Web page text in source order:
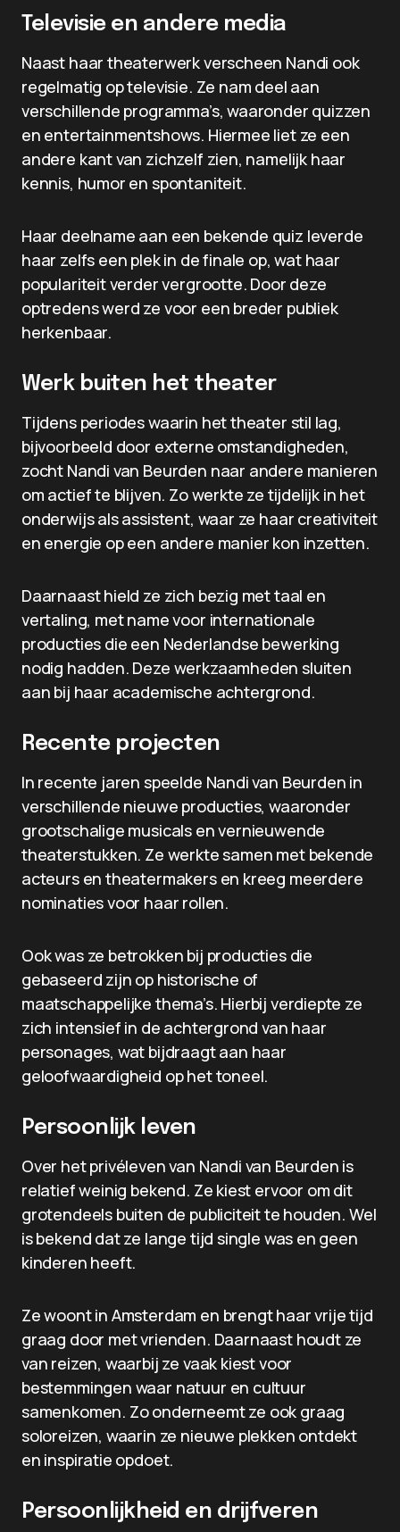
Televisie en andere media
Naast haar theaterwerk verscheen Nandi ook
regelmatig op televisie. Ze nam deel aan
verschillende programma’s, waaronder quizzen
en entertainmentshows. Hiermee liet ze een
andere kant van zichzelf zien, namelijk haar
kennis, humor en spontaniteit.
Haar deelname aan een bekende quiz leverde
haar zelfs een plek in de finale op, wat haar
populariteit verder vergrootte. Door deze
optredens werd ze voor een breder publiek
herkenbaar.
Werk buiten het theater
Tijdens periodes waarin het theater stil lag,
bijvoorbeeld door externe omstandigheden,
zocht Nandi van Beurden naar andere manieren
om actief te blijven. Zo werkte ze tijdelijk in het
onderwijs als assistent, waar ze haar creativiteit
en energie op een andere manier kon inzetten.
Daarnaast hield ze zich bezig met taal en
vertaling, met name voor internationale
producties die een Nederlandse bewerking
nodig hadden. Deze werkzaamheden sluiten
aan bij haar academische achtergrond.
Recente projecten
In recente jaren speelde Nandi van Beurden in
verschillende nieuwe producties, waaronder
grootschalige musicals en vernieuwende
theaterstukken. Ze werkte samen met bekende
acteurs en theatermakers en kreeg meerdere
nominaties voor haar rollen.
Ook was ze betrokken bij producties die
gebaseerd zijn op historische of
maatschappelijke thema’s. Hierbij verdiepte ze
zich intensief in de achtergrond van haar
personages, wat bijdraagt aan haar
geloofwaardigheid op het toneel.
Persoonlijk leven
Over het privéleven van Nandi van Beurden is
relatief weinig bekend. Ze kiest ervoor om dit
grotendeels buiten de publiciteit te houden. Wel
is bekend dat ze lange tijd single was en geen
kinderen heeft.
Ze woont in Amsterdam en brengt haar vrije tijd
graag door met vrienden. Daarnaast houdt ze
van reizen, waarbij ze vaak kiest voor
bestemmingen waar natuur en cultuur
samenkomen. Zo onderneemt ze ook graag
soloreizen, waarin ze nieuwe plekken ontdekt
en inspiratie opdoet.
Persoonlijkheid en drijfveren